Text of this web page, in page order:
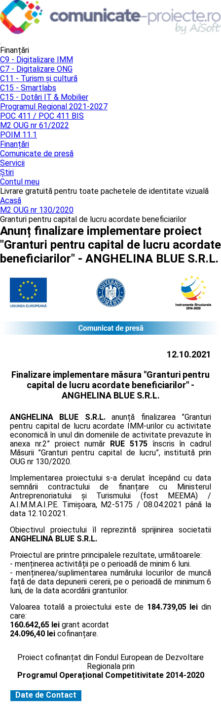
Finanțări
C9 - Digitalizare IMM
C7 - Digitalizare ONG
C11 - Turism și cultură
C15 - Smartlabs
C15 - Dotări IT & Mobilier
Programul Regional 2021-2027
POC 411 / POC 411 BIS
M2 OUG nr 61/2022
POIM 11.1
Finanțări
Comunicate de presă
Servicii
Știri
Contul meu
Livrare gratuită pentru toate pachetele de identitate vizuală
Acasă
M2 OUG nr 130/2020
Granturi pentru capital de lucru acordate beneficiarilor
Anunț finalizare implementare proiect
"Granturi pentru capital de lucru acordate
beneficiarilor" - ANGHELINA BLUE S.R.L.
12.10.2021
Finalizare implementare măsura "Granturi pentru
capital de lucru acordate beneficiarilor" -
ANGHELINA BLUE S.R.L.
ANGHELINA BLUE S.R.L.anunță finalizarea ”Granturi
pentru capital de lucru acordate IMM-urilor cu activitate
economică în unul din domeniile de activitate prevazute în
anexa nr.2” proiect număr RUE 5175înscris în cadrul
Măsurii ”Granturi pentru capital de lucru”, instituită prin
OUG nr 130/2020.
Implementarea proiectului s-a derulat începând cu data
semnării contractului de finanțare cu Ministerul
Antreprenoriatului și Turismului (fost MEEMA) /
A.I.M.M.A.I.P.E. Timişoara, M2-5175 / 08.04.2021 până la
data 12.10.2021.
Obiectivul proiectului îl reprezintă sprijinirea societatii
ANGHELINA BLUE S.R.L.
Proiectul are printre principalele rezultate, următoarele:
- menținerea activității pe o perioadă de minim 6 luni.
- menținerea/suplimentarea numărului locurilor de muncă
față de data depunerii cererii, pe o perioadă de minimum 6
luni, de la data acordării granturilor.
Valoarea totală a proiectului este de 184.739,05 lei din
care:
160.642,65 lei grant acordat
24.096,40 lei cofinanțare.
Proiect cofinanțat din Fondul European de Dezvoltare
Regionala prin
Programul Operațional Competitivitate 2014-2020
Date de Contact